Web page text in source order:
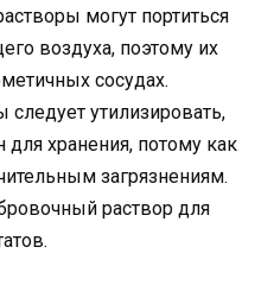
могут портиться
воздуха, поэтому их
сосудах.
утилизировать,
для хранения, потому как
загрязнениям.
раствор для